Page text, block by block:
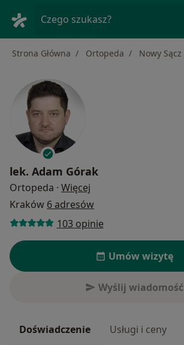
Czego szukasz?
Strona Główna Ortopeda Nowy Sącz
lek. Adam Górak
Ortopeda · Więcej
Kraków 6 adresów
103 opinie
Umów wizytę
Wyślij wiadomość
Doświadczenie Usługi i ceny